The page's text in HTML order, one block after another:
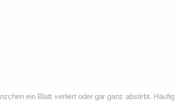
ein Blatt verliert oder gar ganz abstirbt. Häufig